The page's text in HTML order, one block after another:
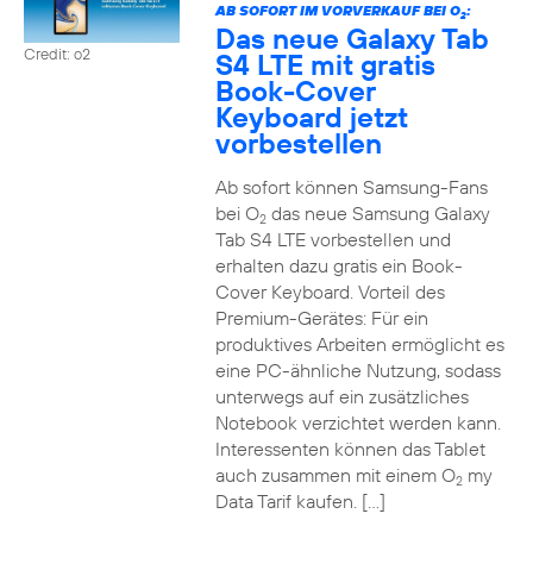
Credit: o2
AB SOFORT IM VORVERKAUF BEI O2:
Das neue Galaxy Tab
S4 LTE mit gratis
Book-Cover
Keyboard jetzt
vorbestellen
Ab sofort können Samsung-Fans
bei O2das neue Samsung Galaxy
Tab S4 LTE vorbestellen und
erhalten dazu gratis ein Book-
Cover Keyboard. Vorteil des
Premium-Gerätes: Für ein
produktives Arbeiten ermöglicht es
eine PC-ähnliche Nutzung, sodass
unterwegs auf ein zusätzliches
Notebook verzichtet werden kann.
Interessenten können das Tablet
auch zusammen mit einem O2my
Data Tarif kaufen. […]